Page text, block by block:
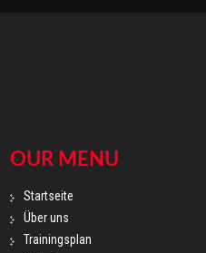
OUR MENU
Startseite
Über uns
Trainingsplan